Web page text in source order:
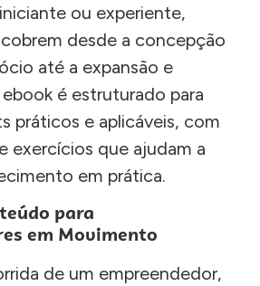
ou experiente,
desde a concepção
até a expansão e
é estruturado para
práticos e aplicáveis, com
exercícios que ajudam a
em prática.
para
em Movimento
de um empreendedor,